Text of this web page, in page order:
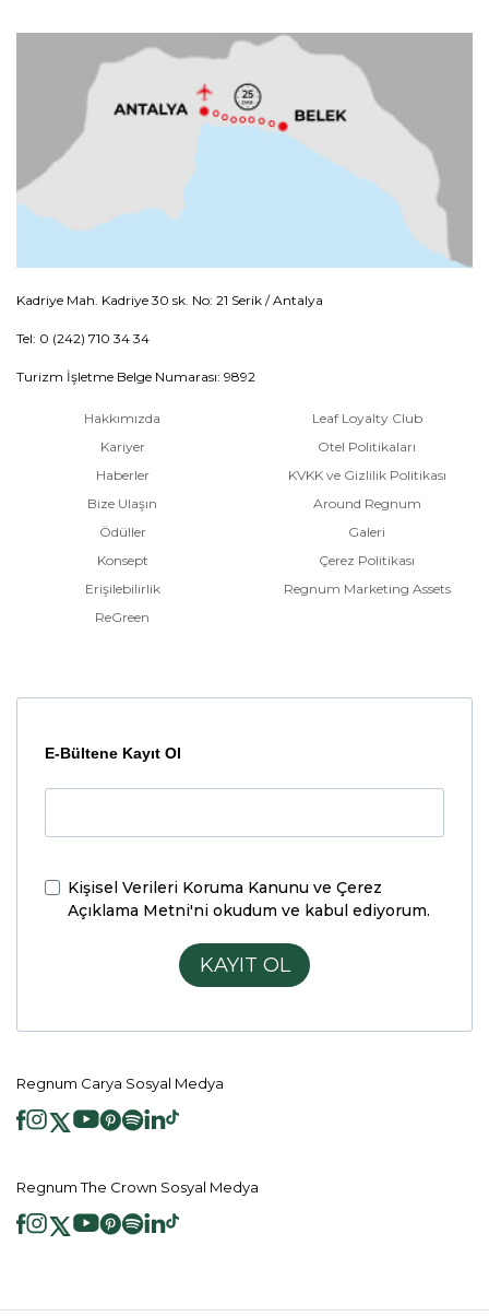
Kadriye Mah. Kadriye 30 sk. No: 21 Serik / Antalya
Tel: 0 (242) 710 34 34
Turizm İşletme Belge Numarası: 9892
Hakkımızda
Kariyer
Haberler
Bize Ulaşın
Ödüller
Konsept
Erişilebilirlik
ReGreen
Leaf Loyalty Club
Otel Politikaları
KVKK ve Gizlilik Politikası
Around Regnum
Galeri
Çerez Politikası
Regnum Marketing Assets
E-Bültene Kayıt Ol
Kişisel Verileri Koruma Kanunu ve Çerez
Açıklama Metni'ni okudum ve kabul ediyorum.
KAYIT OL
Regnum Carya Sosyal Medya
Regnum The Crown Sosyal Medya